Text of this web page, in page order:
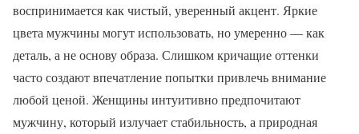
воспринимается как чистый, уверенный акцент. Яркие
цвета мужчины могут использовать, но умеренно — как
деталь, а не основу образа. Слишком кричащие оттенки
часто создают впечатление попытки привлечь внимание
любой ценой. Женщины интуитивно предпочитают
мужчину, который излучает стабильность, а природная